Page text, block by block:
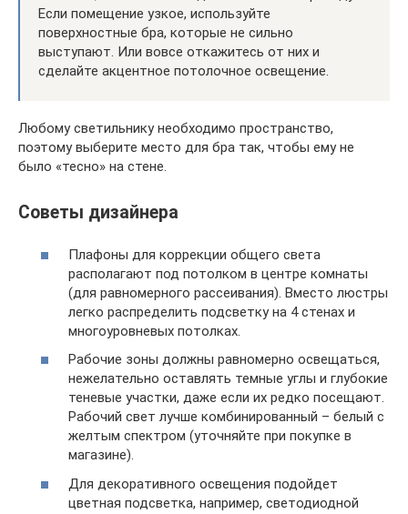
Если помещение узкое, используйте
поверхностные бра, которые не сильно
выступают. Или вовсе откажитесь от них и
сделайте акцентное потолочное освещение.
Любому светильнику необходимо пространство,
поэтому выберите место для бра так, чтобы ему не
было «тесно» на стене.
Советы дизайнера
Плафоны для коррекции общего света
располагают под потолком в центре комнаты
(для равномерного рассеивания). Вместо люстры
легко распределить подсветку на 4 стенах и
многоуровневых потолках.
Рабочие зоны должны равномерно освещаться,
нежелательно оставлять темные углы и глубокие
теневые участки, даже если их редко посещают.
Рабочий свет лучше комбинированный – белый с
желтым спектром (уточняйте при покупке в
магазине).
Для декоративного освещения подойдет
цветная подсветка, например, светодиодной